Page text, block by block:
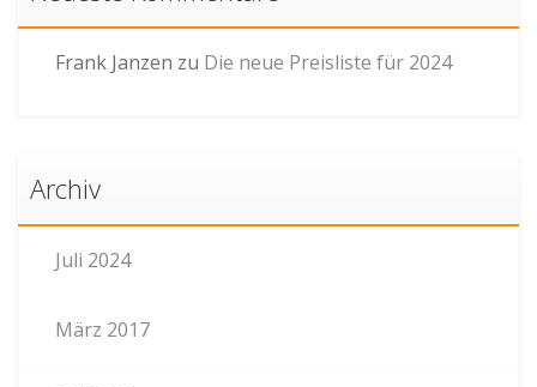
Frank Janzen zu Die neue Preisliste für 2024
Archiv
Juli 2024
März 2017